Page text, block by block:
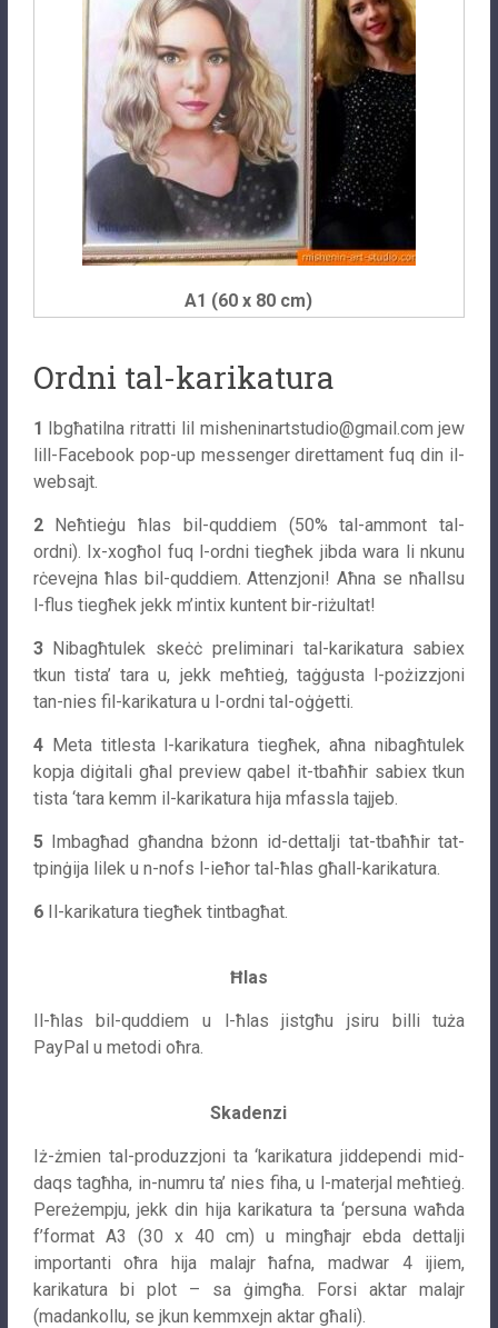
A1 (60 x 80 cm)
Ordni tal-karikatura
1 Ibgħatilna ritratti lil misheninartstudio@gmail.com jew
lill-Facebook pop-up messenger direttament fuq din il-
websajt.
2Neħtieġu ħlas bil-quddiem (50% tal-ammont tal-
ordni). Ix-xogħol fuq l-ordni tiegħek jibda wara li nkunu
rċevejna ħlas bil-quddiem. Attenzjoni! Aħna se nħallsu
l-flus tiegħek jekk m’intix kuntent bir-riżultat!
3Nibagħtulek skeċċ preliminari tal-karikatura sabiex
tkun tista’ tara u, jekk meħtieġ, taġġusta l-pożizzjoni
tan-nies fil-karikatura u l-ordni tal-oġġetti.
4Meta titlesta l-karikatura tiegħek, aħna nibagħtulek
kopja diġitali għal preview qabel it-tbaħħir sabiex tkun
tista ‘tara kemm il-karikatura hija mfassla tajjeb.
5Imbagħad għandna bżonn id-dettalji tat-tbaħħir tat-
tpinġija lilek u n-nofs l-ieħor tal-ħlas għall-karikatura.
6Il-karikatura tiegħek tintbagħat.
Ħlas
Il-ħlas bil-quddiem u l-ħlas jistgħu jsiru billi tuża
PayPal u metodi oħra.
Skadenzi
Iż-żmien tal-produzzjoni ta ‘karikatura jiddependi mid-
daqs tagħha, in-numru ta’ nies fiha, u l-materjal meħtieġ.
Pereżempju, jekk din hija karikatura ta ‘persuna waħda
f’format A3 (30 x 40 cm) u mingħajr ebda dettalji
importanti oħra hija malajr ħafna, madwar 4 ijiem,
karikatura bi plot – sa ġimgħa. Forsi aktar malajr
(madankollu, se jkun kemmxejn aktar għali).